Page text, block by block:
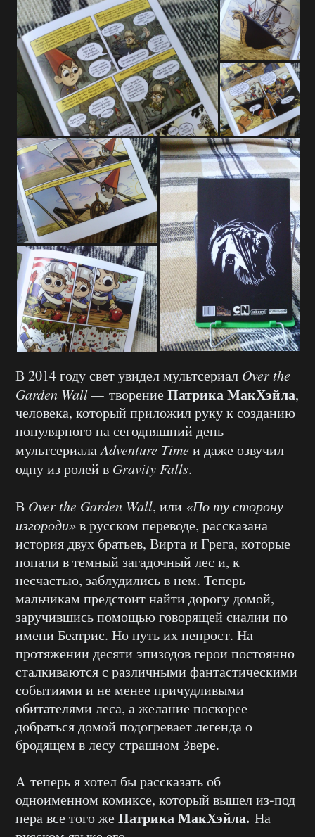
В 2014 году свет увидел мультсериал Over the
Garden Wall — творениеПатрика МакХэйла,
человека, который приложил руку к созданию
популярного на сегодняшний день
мультсериалаAdventure Timeи даже озвучил
одну из ролей в Gravity Falls.
В Over the Garden Wall, или «По ту сторону
изгороди»в русском переводе, рассказана
история двух братьев, Вирта и Грега, которые
попали в темный загадочный лес и, к
несчастью, заблудились в нем. Теперь
мальчикам предстоит найти дорогу домой,
заручившись помощью говорящей сиалии по
имени Беатрис. Но путь их непрост. На
протяжении десяти эпизодов герои постоянно
сталкиваются с различными фантастическими
событиями и не менее причудливыми
обитателями леса, а желание поскорее
добраться домой подогревает легенда о
бродящем в лесу страшном Звере.
А теперь я хотел бы рассказать об
одноименном комиксе, который вышел из-под
пера все того жеПатрика МакХэйла. На